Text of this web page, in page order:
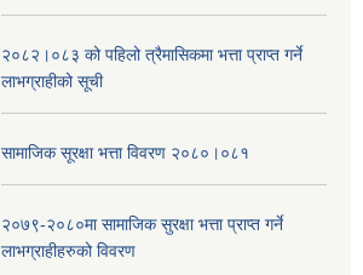
२०८२।०८३ को पहिलो त्रैमासिकमा भत्ता प्राप्‍त गर्ने
लाभग्राहीको सूची
सामाजिक सूरक्षा भत्ता विवरण २०८०।०८१
२०७९-२०८०मा सामाजिक सुरक्षा भत्ता प्राप्त गर्ने
लाभग्राहीहरुको विवरण